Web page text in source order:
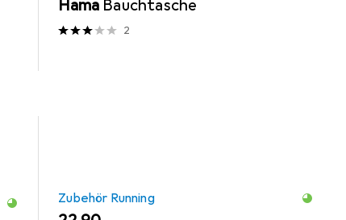
Hama Bauchtasche
2
Zubehör Running